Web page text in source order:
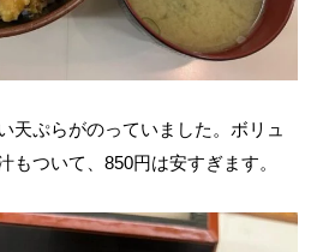
天ぷらがのっていました。ボリュ
もついて、850円は安すぎます。